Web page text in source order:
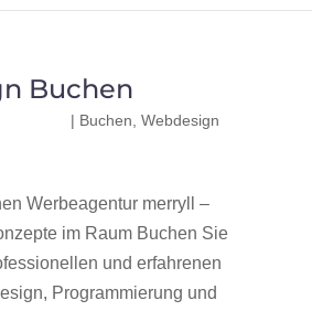
Buchen
| Buchen Webdesign
Werbeagentur merryll –
im Raum Buchen Sie
und erfahrenen
Programmierung und